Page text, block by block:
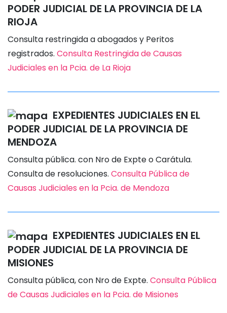
PODER JUDICIAL DE LA PROVINCIA DE LA
RIOJA
Consulta restringida a abogados y Peritos
registrados. Consulta Restringida de Causas
Judiciales en la Pcia. de La Rioja
EXPEDIENTES JUDICIALES EN EL
PODER JUDICIAL DE LA PROVINCIA DE
MENDOZA
Consulta pública. con Nro de Expte o Carátula.
Consulta de resoluciones. Consulta Pública de
Causas Judiciales en la Pcia. de Mendoza
EXPEDIENTES JUDICIALES EN EL
PODER JUDICIAL DE LA PROVINCIA DE
MISIONES
Consulta pública, con Nro de Expte. Consulta Pública
de Causas Judiciales en la Pcia. de Misiones